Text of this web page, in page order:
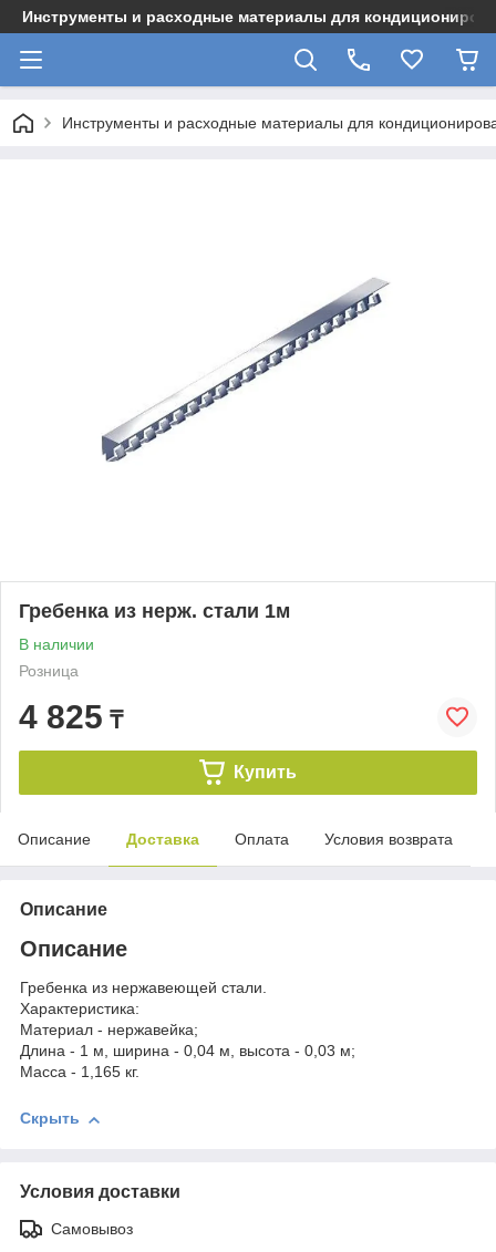
Инструменты и расходные материалы для
Инструменты и расходные материалы для
Гребенка из нерж. стали 1м
В наличии
Розница
4 825 ₸
Купить
Описание Доставка Оплата Условия возврата
Описание
Описание
Гребенка из нержавеющей стали.
Характеристика:
Материал - нержавейка;
Длина - 1 м, ширина - 0,04 м, высота - 0,03 м;
Масса - 1,165 кг.
Скрыть
Условия доставки
Самовывоз